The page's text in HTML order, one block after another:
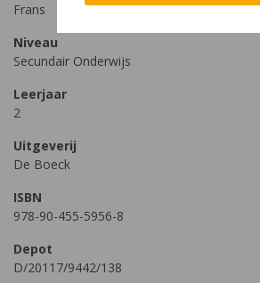
Frans
Niveau
Secundair Onderwijs
Leerjaar
2
Uitgeverij
De Boeck
ISBN
978-90-455-5956-8
Depot
D/20117/9442/138